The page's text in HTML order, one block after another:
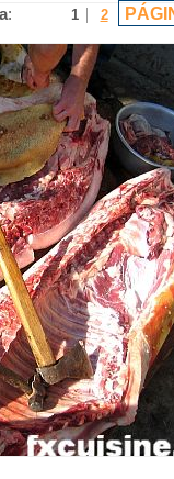
: 1 2